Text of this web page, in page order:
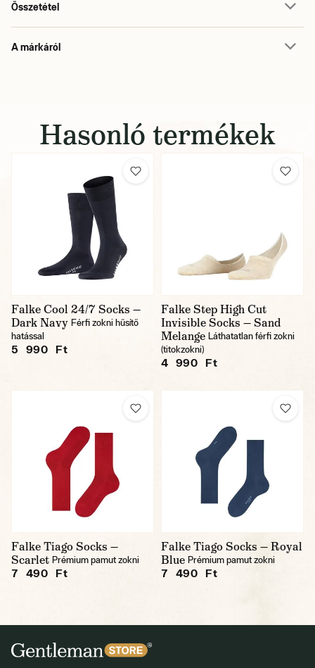
Összetétel
A márkáról
Hasonló termékek
Falke Cool 24/7 Socks —
Dark Navy Férfi zokni hűsítő
hatással
5 990 Ft
Falke Step High Cut
Invisible Socks — Sand
Melange Láthatatlan férfi zokni
(titokzokni)
4 990 Ft
Falke Tiago Socks —
Scarlet Prémium pamut zokni
7 490 Ft
Falke Tiago Socks — Royal
Blue Prémium pamut zokni
7 490 Ft